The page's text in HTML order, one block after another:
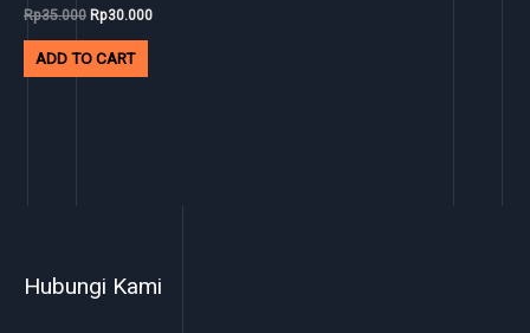
Rp35.000 Rp30.000
ADD TO CART
Hubungi Kami